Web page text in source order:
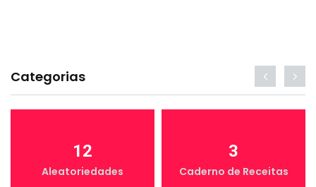
Categorias
12
Aleatoriedades
3
Caderno de Receitas